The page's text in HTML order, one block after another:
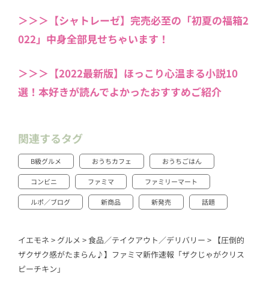
＞＞＞【シャトレーゼ】完売必至の「初夏の福箱2
022」中身全部見せちゃいます！
＞＞＞【2022最新版】ほっこり心温まる小説10
選！本好きが読んでよかったおすすめご紹介
関連するタグ
B級グルメ おうちカフェ おうちごはん
コンビニ ファミマ ファミリーマート
ルポ／ブログ 新商品 新発売 話題
イエモネ > グルメ >食品／テイクアウト／デリバリー > 【圧倒的
ザクザク感がたまらん♪】ファミマ新作速報「ザクじゃがクリス
ピーチキン」